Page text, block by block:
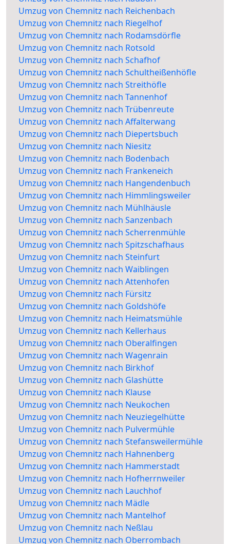
Umzug von Chemnitz nach Reichenbach
Umzug von Chemnitz nach Riegelhof
Umzug von Chemnitz nach Rodamsdörfle
Umzug von Chemnitz nach Rotsold
Umzug von Chemnitz nach Schafhof
Umzug von Chemnitz nach Schultheißenhöfle
Umzug von Chemnitz nach Streithöfle
Umzug von Chemnitz nach Tannenhof
Umzug von Chemnitz nach Trübenreute
Umzug von Chemnitz nach Affalterwang
Umzug von Chemnitz nach Diepertsbuch
Umzug von Chemnitz nach Niesitz
Umzug von Chemnitz nach Bodenbach
Umzug von Chemnitz nach Frankeneich
Umzug von Chemnitz nach Hangendenbuch
Umzug von Chemnitz nach Himmlingsweiler
Umzug von Chemnitz nach Mühlhäusle
Umzug von Chemnitz nach Sanzenbach
Umzug von Chemnitz nach Scherrenmühle
Umzug von Chemnitz nach Spitzschafhaus
Umzug von Chemnitz nach Steinfurt
Umzug von Chemnitz nach Waiblingen
Umzug von Chemnitz nach Attenhofen
Umzug von Chemnitz nach Fürsitz
Umzug von Chemnitz nach Goldshöfe
Umzug von Chemnitz nach Heimatsmühle
Umzug von Chemnitz nach Kellerhaus
Umzug von Chemnitz nach Oberalfingen
Umzug von Chemnitz nach Wagenrain
Umzug von Chemnitz nach Birkhof
Umzug von Chemnitz nach Glashütte
Umzug von Chemnitz nach Klause
Umzug von Chemnitz nach Neukochen
Umzug von Chemnitz nach Neuziegelhütte
Umzug von Chemnitz nach Pulvermühle
Umzug von Chemnitz nach Stefansweilermühle
Umzug von Chemnitz nach Hahnenberg
Umzug von Chemnitz nach Hammerstadt
Umzug von Chemnitz nach Hofherrnweiler
Umzug von Chemnitz nach Lauchhof
Umzug von Chemnitz nach Mädle
Umzug von Chemnitz nach Mantelhof
Umzug von Chemnitz nach Neßlau
Umzug von Chemnitz nach Oberrombach